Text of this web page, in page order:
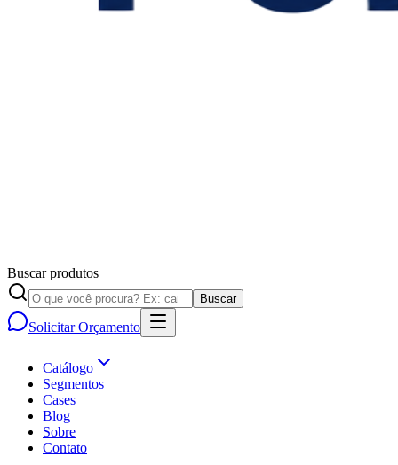
Buscar produtos
Buscar
Solicitar Orçamento
Catálogo
Segmentos
Cases
Blog
Sobre
Contato